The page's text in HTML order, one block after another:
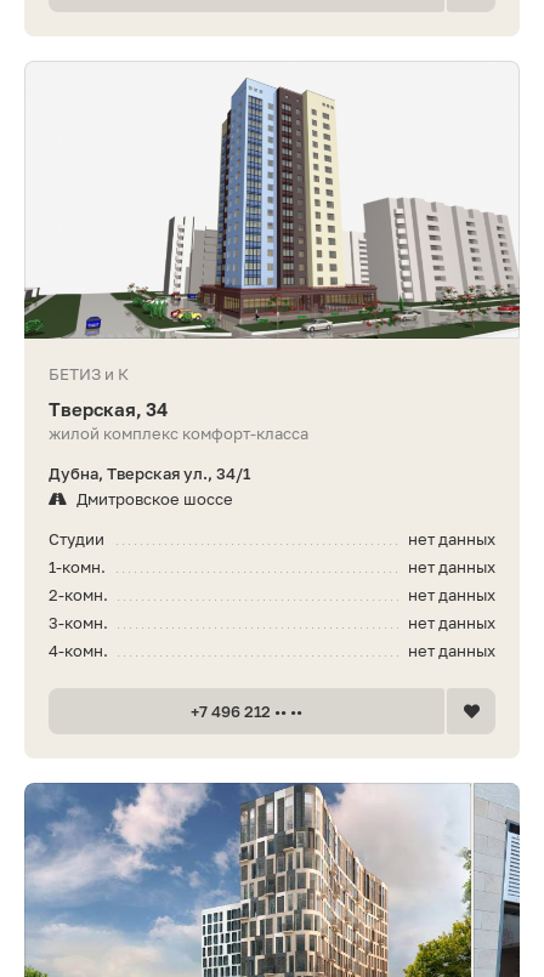
БЕТИЗ и К
Тверская, 34
жилой комплекс комфорт-класса
Дубна, Тверская ул., 34/1
Дмитровское шоссе
нет данных
Студии
нет данных
1-комн.
нет данных
2-комн.
нет данных
3-комн.
нет данных
4-комн.
+7 496 212 •• ••